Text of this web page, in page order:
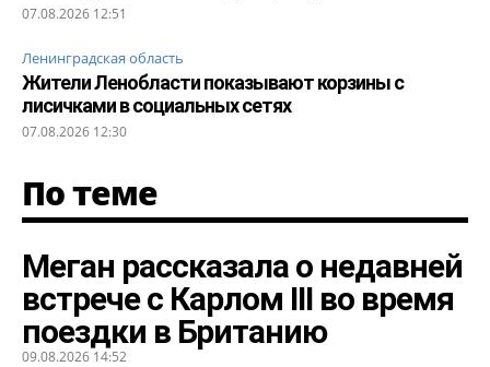
07.08.2026 12:51
Ленинградская область
Жители Ленобласти показывают корзины с
лисичками в социальных сетях
07.08.2026 12:30
По теме
Меган рассказала о недавней
встрече с Карлом III во время
поездки в Британию
09.08.2026 14:52